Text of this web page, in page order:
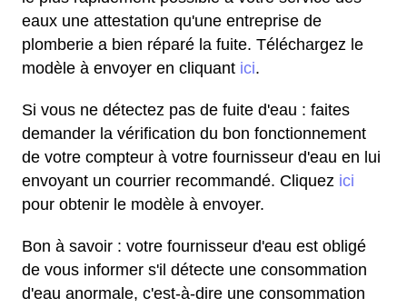
eaux une attestation qu'une entreprise de
plomberie a bien réparé la fuite. Téléchargez le
modèle à envoyer en cliquant ici.
Si vous ne détectez pas de fuite d'eau : faites
demander la vérification du bon fonctionnement
de votre compteur à votre fournisseur d'eau en lui
envoyant un courrier recommandé. Cliquez ici
pour obtenir le modèle à envoyer.
Bon à savoir : votre fournisseur d'eau est obligé
de vous informer s'il détecte une consommation
d'eau anormale, c'est-à-dire une consommation